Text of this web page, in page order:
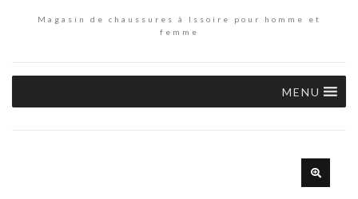
Magasin de chaussures à Issoire pour homme et
femme
MENU